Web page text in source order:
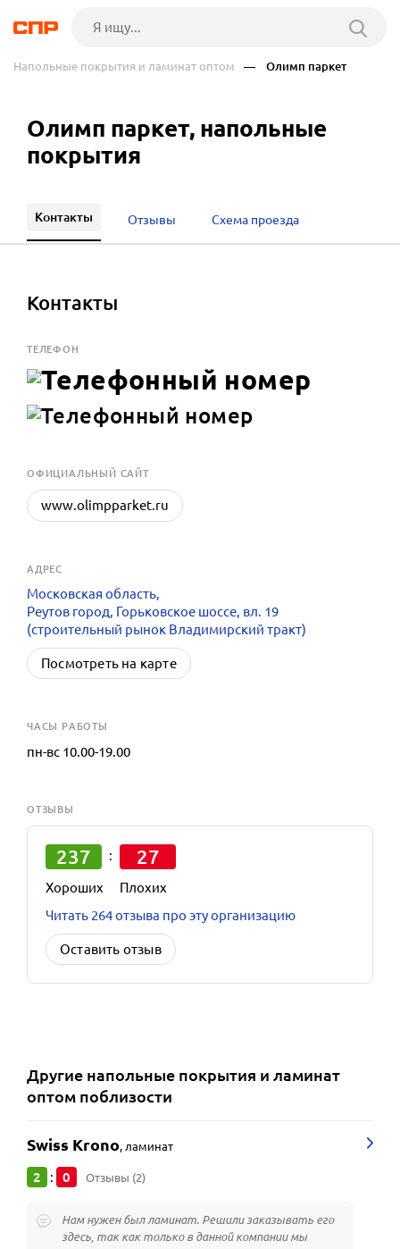
Напольные покрытия и ламинат оптом — Олимп паркет
Олимп паркет, напольные
покрытия
Контакты Отзывы Схема проезда
Контакты
ТЕЛЕФОН
OФИЦИАЛЬНЫЙ САЙТ
www.olimpparket.ru
АДРЕС
Московская область,
Реутов город, Горьковское шоссе, вл. 19
(строительный рынок Владимирский тракт)
Посмотреть на карте
ЧАСЫ РАБОТЫ
пн-вс 10.00-19.00
ОТЗЫВЫ
237
Хороших
: 27
Плохих
Читать 264 отзыва про эту организацию
Оставить отзыв
Другие напольные покрытия и ламинат
оптом поблизости
Swiss Krono,ламинат
2 : 0 Отзывы (2)
Нам нужен был ламинат. Решили заказывать его
здесь, так как только в данной компании мы